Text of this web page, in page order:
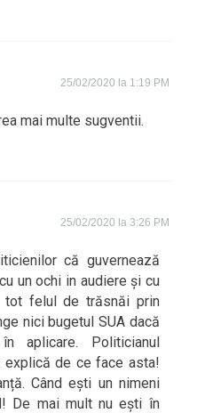
25/02/2020 la 1:19 PM
mai multe sugventii.
25/02/2020 la 3:26 PM
că guvernează
un ochi in audiere și cu
tot felul de trăsnăi prin
nici bugetul SUA dacă
aplicare. Politicianul
de ce face asta!
Când ești un nimeni
De mai mult nu ești în